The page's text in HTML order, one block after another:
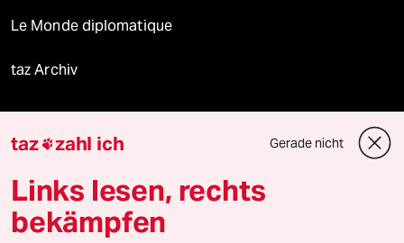
Le Monde diplomatique
taz Archiv
Mehr taz Angebote
Reisen
taz zahl ich Gerade nicht
Links lesen, rechts
bekämpfen